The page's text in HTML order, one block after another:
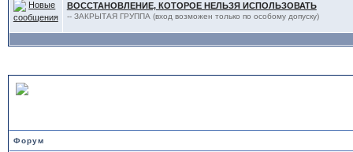
ВОССТАНОВЛЕНИЕ, КОТОРОЕ НЕЛЬЗЯ ИСПОЛЬЗОВАТЬ
-- ЗАКРЫТАЯ ГРУППА (вход возможен только по особому допуску)
Форум